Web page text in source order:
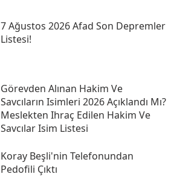
7 Ağustos 2026 Afad Son Depremler
Listesi!
Görevden Alınan Hakim Ve
Savcıların Isimleri 2026 Açıklandı Mı?
Meslekten Ihraç Edilen Hakim Ve
Savcılar Isim Listesi
Koray Beşli'nin Telefonundan
Pedofili Çıktı